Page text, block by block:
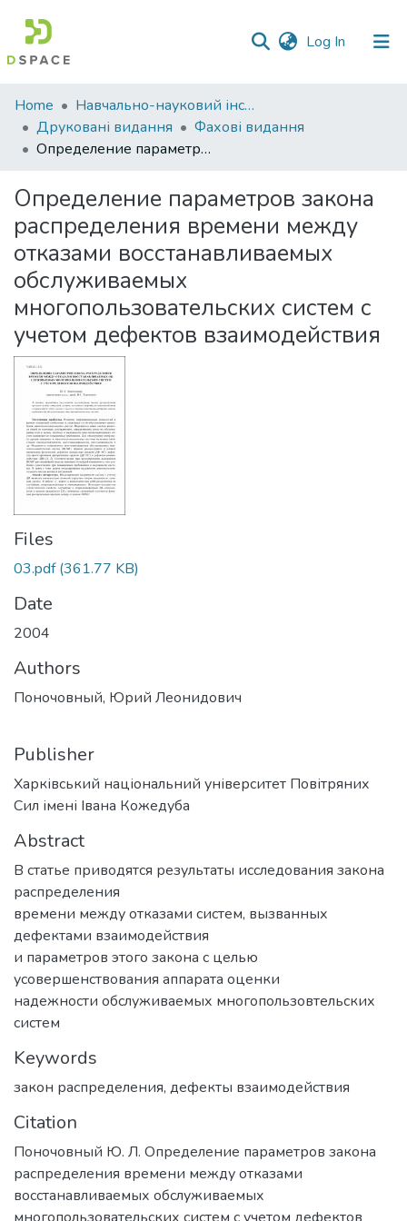
Log In (current)
Communities
&
Collections
Statistics
Home
Навчально-науковий інститут економіки, управління, права та інформаційних технологій
Друковані видання
Фахові видання
Определение параметров закона распределения времени между отказами восстанавливаемых обслуживаемых многопользовательских систем с учетом дефектов взаимодействия
Определение параметров закона
распределения времени между
отказами восстанавливаемых
обслуживаемых
многопользовательских систем с
учетом дефектов взаимодействия
Files
03.pdf(361.77 KB)
Date
2004
Authors
Поночовный, Юрий Леонидович
Publisher
Харківський національний університет Повітряних
Сил імені Івана Кожедуба
Abstract
В статье приводятся результаты исследования закона
распределения
времени между отказами систем, вызванных
дефектами взаимодействия
и параметров этого закона с целью
усовершенствования аппарата оценки
надежности обслуживаемых многопользовтельских
систем
Keywords
закон распределения, дефекты взаимодействия
Citation
Поночовный Ю. Л. Определение параметров закона
распределения времени между отказами
восстанавливаемых обслуживаемых